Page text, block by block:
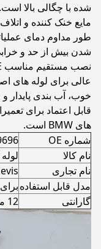
شده با چگالی بالا
مایع خنک کننده و
طور مداوم دمای
شدن بیش از حد و
عالی برای لوله های
خوب، آب بندی
قابل اعتماد برای
های BMW است.
شماره OE
نام کالا
نام تجاری
مدل قابل استفادهبرای BMW
گارانتی
12 ماه